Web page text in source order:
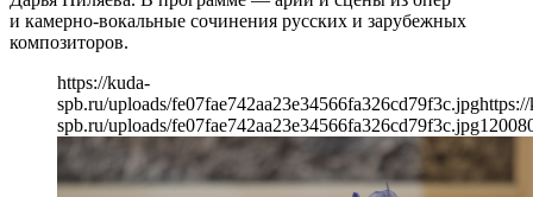
и камерно-вокальные сочинения русских и зарубежных
композиторов.
https://kuda-
spb.ru/uploads/fe07fae742aa23e34566fa326cd79f3c.jpg
spb.ru/uploads/fe07fae742aa23e34566fa326cd79f3c.jpg1200